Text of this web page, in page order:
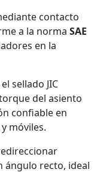
contacto
a la norma SAE
en la
sellado JIC
del asiento
confiable en
móviles.
ángulo recto, ideal